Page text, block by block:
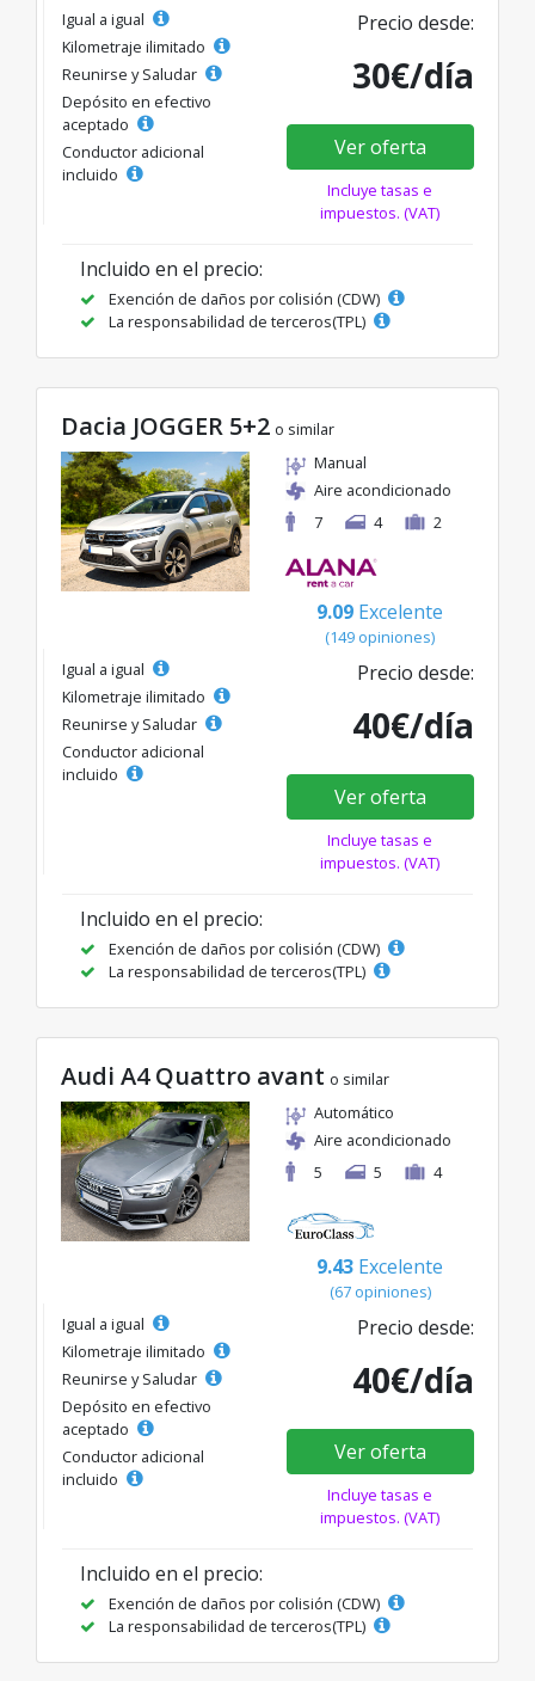
Igual a igual
Kilometraje ilimitado
Reunirse y Saludar
Depósito en efectivo
aceptado
Conductor adicional
incluido
Precio desde:
30€/día
Ver oferta
Incluye tasas e
impuestos. (VAT)
Incluido en el precio:
Exención de daños por colisión (CDW)
La responsabilidad de terceros(TPL)
Dacia JOGGER 5+2 o similar
Manual
Aire acondicionado
7
4 2
9.09 Excelente
(149 opiniones)
Igual a igual
Kilometraje ilimitado
Reunirse y Saludar
Conductor adicional
incluido
Precio desde:
40€/día
Ver oferta
Incluye tasas e
impuestos. (VAT)
Incluido en el precio:
Exención de daños por colisión (CDW)
La responsabilidad de terceros(TPL)
Audi A4 Quattro avant o similar
Automático
Aire acondicionado
5
5 4
9.43 Excelente
(67 opiniones)
Igual a igual
Kilometraje ilimitado
Reunirse y Saludar
Depósito en efectivo
aceptado
Conductor adicional
incluido
Precio desde:
40€/día
Ver oferta
Incluye tasas e
impuestos. (VAT)
Incluido en el precio:
Exención de daños por colisión (CDW)
La responsabilidad de terceros(TPL)